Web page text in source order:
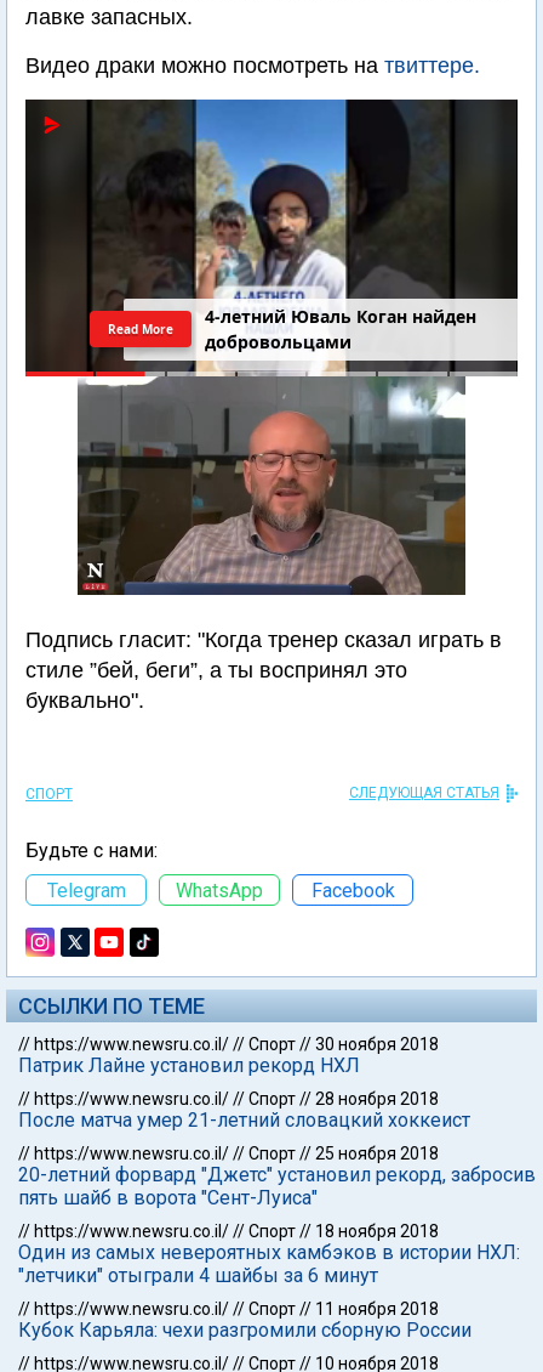
лавке запасных.
Видео драки можно посмотреть на твиттере.
4-летний Юваль Коган найден
добровольцами
Read More
Подпись гласит: "Когда тренер сказал играть в
стиле ”бей, беги”, а ты воспринял это
буквально".
СПОРТ СЛЕДУЮЩАЯ СТАТЬЯ
Будьте с нами:
Telegram
WhatsApp Facebook
ССЫЛКИ ПО ТЕМЕ
// https://www.newsru.co.il///Спорт//30 ноября 2018
Патрик Лайне установил рекорд НХЛ
// https://www.newsru.co.il///Спорт//28 ноября 2018
После матча умер 21-летний словацкий хоккеист
// https://www.newsru.co.il///Спорт//25 ноября 2018
20-летний форвард "Джетс" установил рекорд, забросив
пять шайб в ворота "Сент-Луиса"
// https://www.newsru.co.il///Спорт// 18 ноября 2018
Один из самых невероятных камбэков в истории НХЛ:
"летчики" отыграли 4 шайбы за 6 минут
// https://www.newsru.co.il///Спорт// 11 ноября 2018
Кубок Карьяла: чехи разгромили сборную России
// https://www.newsru.co.il///Спорт// 10 ноября 2018